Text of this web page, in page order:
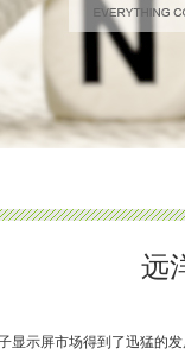
远
显示屏市场得到了迅猛的